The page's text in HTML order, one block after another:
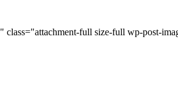
" class="attachment-full size-full wp-post-